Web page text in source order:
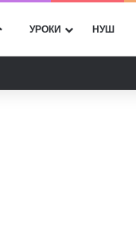
ГОЛОВНА
УРОКИ НУШ